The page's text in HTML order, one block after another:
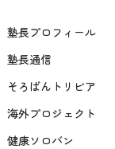
塾長プロフィール
塾長通信
そろばんトリビア
海外プロジェクト
健康ソロバン